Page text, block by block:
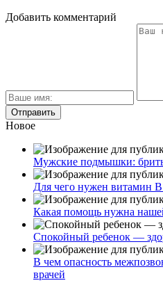
Добавить комментарий
Новое
Мужские подмышки:
Для чего нужен витамин
Какая помощь нужна
Спокойный ребенок —
В чем опасность
врачей